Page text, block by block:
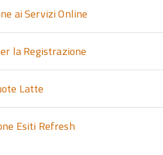
ai Servizi Online
la Registrazione
Latte
Esiti Refresh